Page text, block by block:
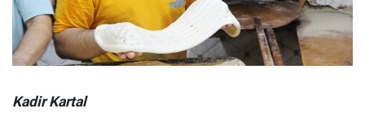
Kadir Kartal